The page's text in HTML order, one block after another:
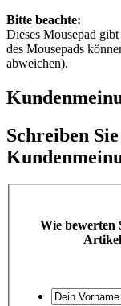
Bitte beachte:
Dieses Mousepad
des Mousepads
abweichen).
Schreiben
Wie bewerten